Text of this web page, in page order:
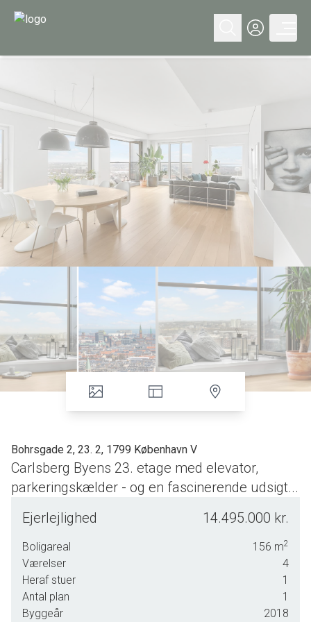
Bohrsgade 2, 23. 2, 1799 København V
Carlsberg Byens 23. etage med elevator,
parkeringskælder - og en fascinerende udsigt...
Københavns historie. Her grundlagde J.C. Jacobsen i 1847
sit bryggeri, som gennem generationer udviklede sig til en
af Danmarks mest betydningsfulde virksomheder. Området
var i mange år et lukket industriområde, men i takt med
bryggeriets udflytning blev grundlaget skabt for en ny bydel.
I dag er Carlsberg Byen et eksempel på, hvordan historiske
Ejerlejlighed 14.495.000 kr.
Boligareal 156 m2
Værelser
4
Heraf stuer
1
Antal plan
1
Byggeår
2018